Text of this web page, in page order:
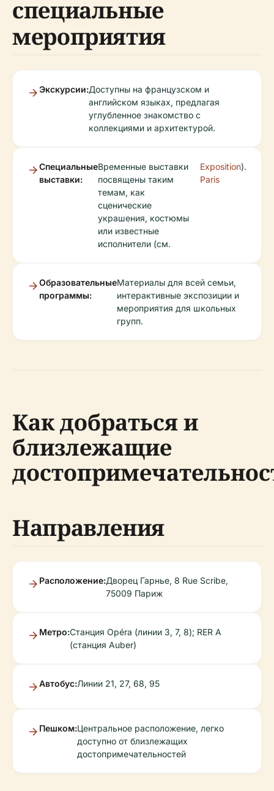
специальные
мероприятия
Экскурсии:Доступны на французском и
английском языках, предлагая
углубленное знакомство с
коллекциями и архитектурой.
Специальные
выставки:
Временные выставки
посвящены таким
темам, как
сценические
украшения, костюмы
или известные
исполнители (см.
Exposition
Paris
).
Образовательные
программы:
Материалы для всей семьи,
интерактивные экспозиции и
мероприятия для школьных
групп.
Как добраться и
близлежащие
Направления
Расположение:Дворец Гарнье, 8 Rue Scribe,
75009 Париж
Метро:Станция Opéra (линии 3, 7, 8); RER A
(станция Auber)
Автобус:Линии 21, 27, 68, 95
Пешком:Центральное расположение, легко
доступно от близлежащих
достопримечательностей